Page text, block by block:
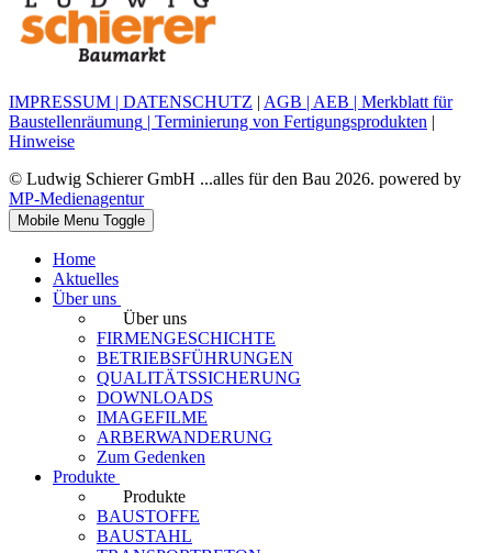
IMPRESSUM | DATENSCHUTZ | AGB | AEB | Merkblatt für
Baustellenräumung | Terminierung von Fertigungsprodukten |
Hinweise
© Ludwig Schierer GmbH ...alles für den Bau 2026. powered by
MP-Medienagentur
Mobile Menu Toggle
Home
Aktuelles
Über uns
Über uns
FIRMENGESCHICHTE
BETRIEBSFÜHRUNGEN
QUALITÄTSSICHERUNG
DOWNLOADS
IMAGEFILME
ARBERWANDERUNG
Zum Gedenken
Produkte
Produkte
BAUSTOFFE
BAUSTAHL